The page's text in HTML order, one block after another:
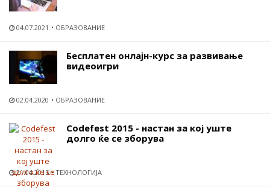
04.07.2021 ОБРАЗОВАНИЕ
Бесплатен онлајн-курс за развивање
видеоигри
02.04.2020 ОБРАЗОВАНИЕ
Codefest 2015 - настан за кој уште
долго ќе се зборува
21.04.2015 ТЕХНОЛОГИЈА